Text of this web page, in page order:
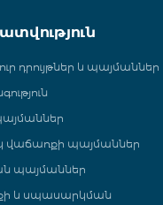
դրույթներ և պայմաններ
վաճառքի պայմաններ
պայմաններ
և սպասարկման